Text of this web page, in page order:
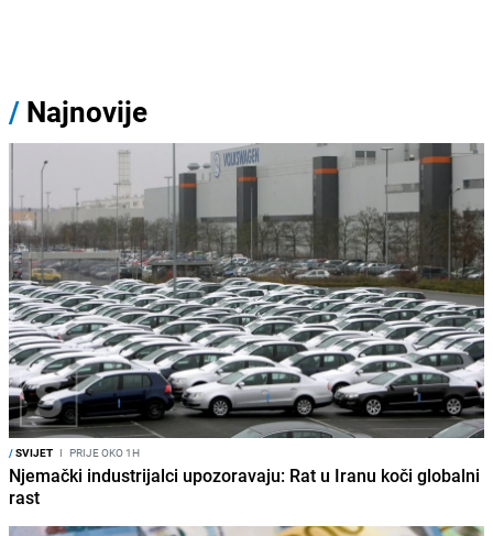
/ Najnovije
/SVIJET I PRIJE OKO 1H
Njemački industrijalci upozoravaju: Rat u Iranu koči globalni
rast